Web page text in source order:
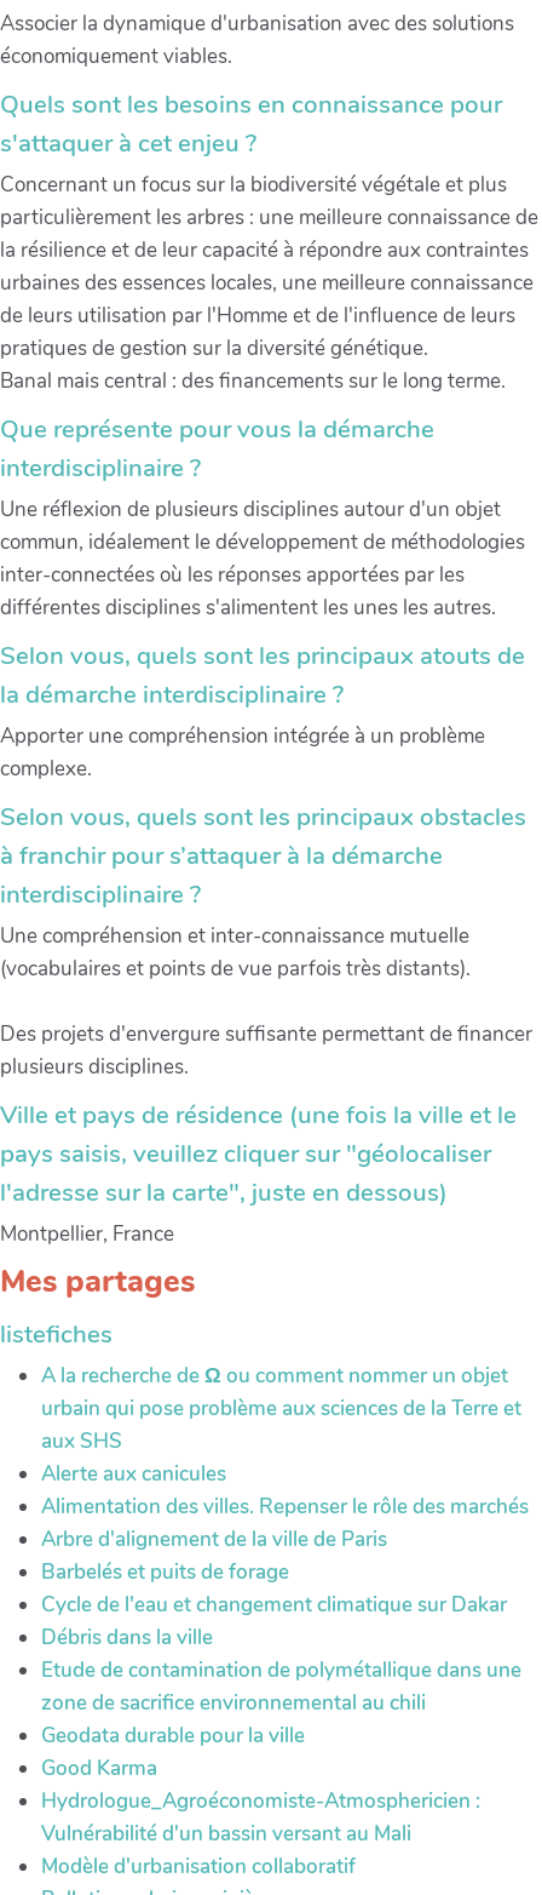
Associer la dynamique d'urbanisation avec des solutions
économiquement viables.
Quels sont les besoins en connaissance pour
s'attaquer à cet enjeu ?
Concernant un focus sur la biodiversité végétale et plus
particulièrement les arbres : une meilleure connaissance de
la résilience et de leur capacité à répondre aux contraintes
urbaines des essences locales, une meilleure connaissance
de leurs utilisation par l'Homme et de l'influence de leurs
pratiques de gestion sur la diversité génétique.
Banal mais central : des financements sur le long terme.
Que représente pour vous la démarche
interdisciplinaire ?
Une réflexion de plusieurs disciplines autour d'un objet
commun, idéalement le développement de méthodologies
inter-connectées où les réponses apportées par les
différentes disciplines s'alimentent les unes les autres.
Selon vous, quels sont les principaux atouts de
la démarche interdisciplinaire ?
Apporter une compréhension intégrée à un problème
complexe.
Selon vous, quels sont les principaux obstacles
à franchir pour s’attaquer à la démarche
interdisciplinaire ?
Une compréhension et inter-connaissance mutuelle
(vocabulaires et points de vue parfois très distants).
Des projets d'envergure suffisante permettant de financer
plusieurs disciplines.
Ville et pays de résidence (une fois la ville et le
pays saisis, veuillez cliquer sur "géolocaliser
l'adresse sur la carte", juste en dessous)
Montpellier, France
Mes partages
listefiches
A la recherche de Ω ou comment nommer un objet
urbain qui pose problème aux sciences de la Terre et
aux SHS
Alerte aux canicules
Alimentation des villes. Repenser le rôle des marchés
Arbre d'alignement de la ville de Paris
Barbelés et puits de forage
Cycle de l'eau et changement climatique sur Dakar
Débris dans la ville
Etude de contamination de polymétallique dans une
zone de sacrifice environnemental au chili
Geodata durable pour la ville
Good Karma
Hydrologue_Agroéconomiste-Atmosphericien :
Vulnérabilité d'un bassin versant au Mali
Modèle d'urbanisation collaboratif